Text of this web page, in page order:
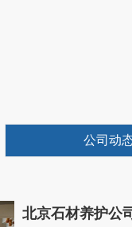
公司动
北京石材养护公